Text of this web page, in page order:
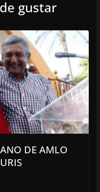
gustar
DE AMLO